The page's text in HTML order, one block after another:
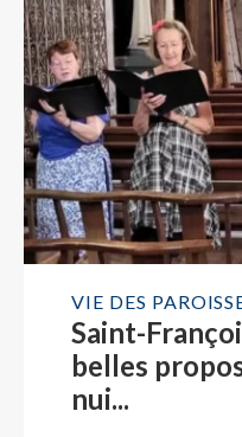
dim. 8 nov. 2026
dim. 15 nov.
dim. 22 nov.
dim. 29 nov.
Afficher plus
www.messes.info
VIE DES
Saint-
belles
nui...